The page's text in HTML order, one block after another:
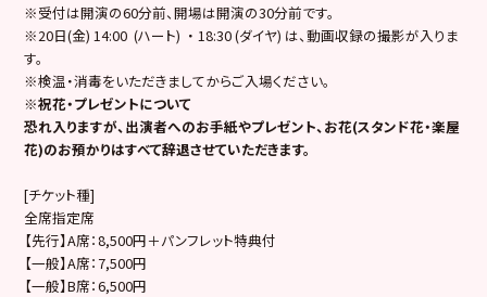
※受付は開演の60分前、開場は開演の30分前です。
※20日(金) 14:00 (ハート) ・ 18:30 (ダイヤ) は、動画収録の撮影が入りま
す。
※検温・消毒をいただきましてからご入場ください。
※祝花・プレゼントについて
恐れ入りますが、出演者へのお手紙やプレゼント、お花(スタンド花・楽屋
花)のお預かりはすべて辞退させていただきます。
[チケット種]
全席指定席
【先行】A席：8,500円＋パンフレット特典付
【一般】A席：7,500円
【一般】B席：6,500円